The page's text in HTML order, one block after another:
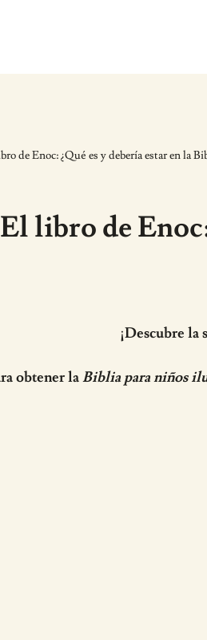
de Enoc: ¿Qué es y debería estar en la
El libro de
¡Descubre la
obtener laBiblia para niños